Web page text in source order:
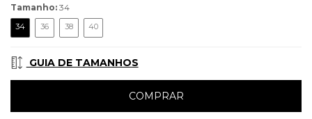
Tamanho: 34
34 36 38 40
GUIA DE TAMANHOS